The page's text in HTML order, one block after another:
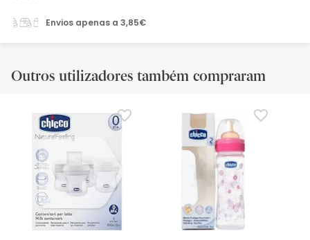
Envios apenas a 3,85€
Outros utilizadores também compraram